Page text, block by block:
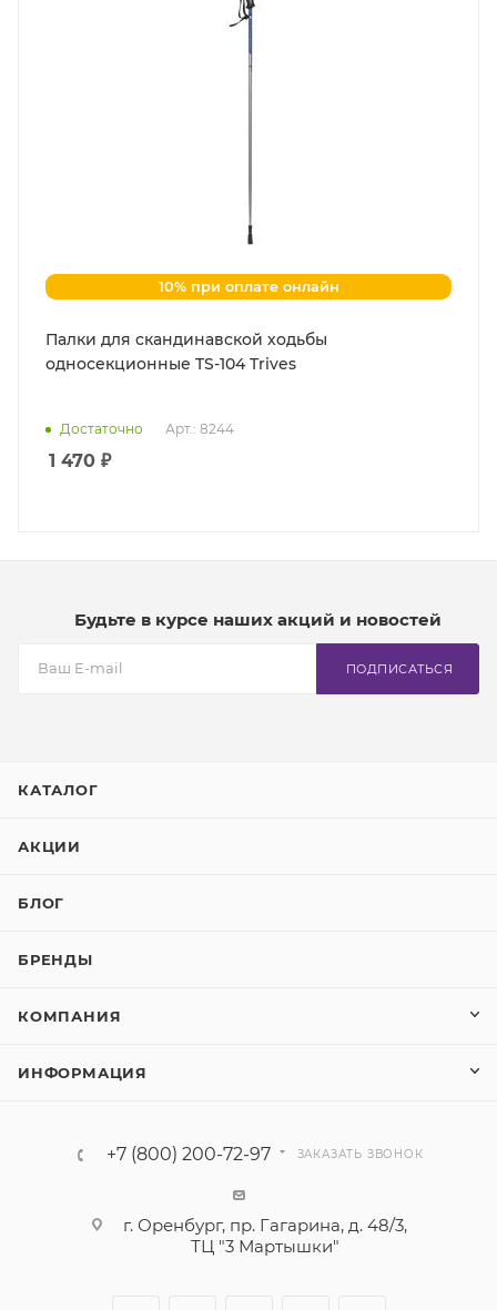
10% при оплате онлайн
Палки для скандинавской ходьбы
односекционные TS-104 Trives
Достаточно Арт.: 8244
1 470 ₽
Будьте в курсе наших акций и новостей
ПОДПИСАТЬСЯ
КАТАЛОГ
АКЦИИ
БЛОГ
БРЕНДЫ
КОМПАНИЯ
ИНФОРМАЦИЯ
+7 (800) 200-72-97 ЗАКАЗАТЬ ЗВОНОК
г. Оренбург, пр. Гагарина, д. 48/3,
ТЦ "3 Мартышки"